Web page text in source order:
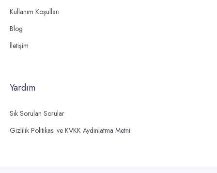
Kullanım Koşulları
Blog
İletişim
Yardım
Sık Sorulan Sorular
Gizlilik Politikası ve KVKK Aydınlatma Metni